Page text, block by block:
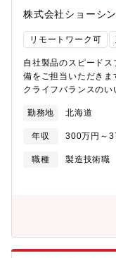
株式会社ショーシン
リモートワーク可
自社製品のスピード
備をご担当いただき
クライフバランスの
での搬入搬出業務
す。 新規開設する支
務体制の構築にも携
り】 農園での使用頻
年1回の整備工場での
体化した薬剤噴露機
合った小回りの利く
婚祝い金、出産手当
祝いする制度も充実
勤務地 北海道
年収 300万円～
職種
製造技術職